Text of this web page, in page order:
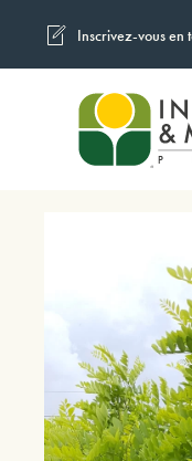
Skip to main content
Inscrivez-vous en